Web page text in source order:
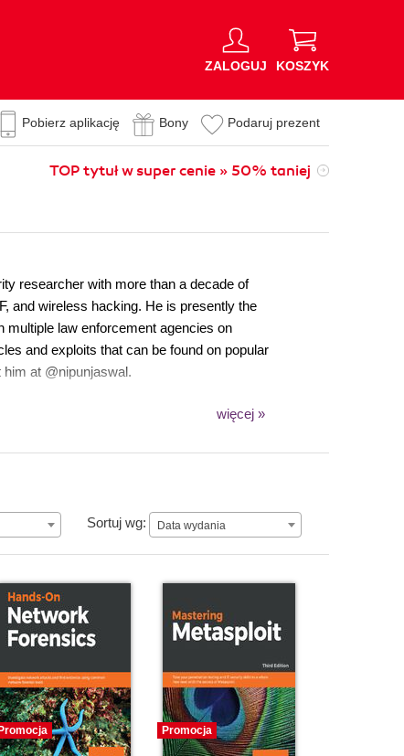
ZALOGUJ KOSZYK
Pobierz aplikację Bony Podaruj prezent
TOP tytuł w super cenie » 50% taniej
researcher with more than a decade of
and wireless hacking. He is presently the
law enforcement agencies on
and exploits that can be found on popular
at @nipunjaswal.
więcej »
Sortuj wg: Data wydania
Data wydania
Promocja Promocja